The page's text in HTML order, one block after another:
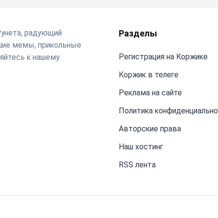
радующий
мемы, прикольные
к нашему
Разделы
Регистрация на Коржике
Коржик в телеге
Реклама на сайте
Политика
Авторские права
Наш хостинг
RSS лента